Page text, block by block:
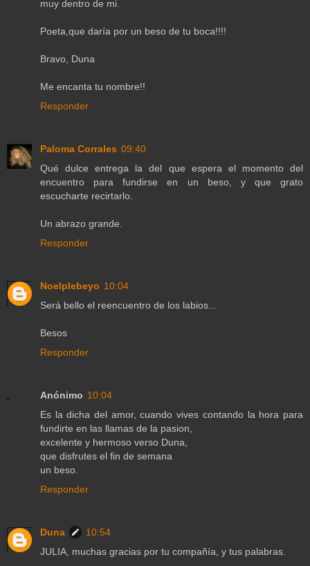
muy dentro de mi.
Poeta,que daría por un beso de tu boca!!!!
Bravo, Duna
Me encanta tu nombre!!
Responder
Paloma Corrales 09:40
Qué dulce entrega la del que espera el momento del
encuentro para fundirse en un beso, y que grato
escucharte recirtarlo.
Un abrazo grande.
Responder
Noelplebeyo 10:04
Será bello el reencuentro de los labios...
Besos
Responder
Anónimo 10:04
Es la dicha del amor, cuando vives contando la hora para
fundirte en las llamas de la pasion,
excelente y hermoso verso Duna,
que disfrutes el fin de semana
un beso.
Responder
Duna
10:54
JULIA, muchas gracias por tu compañía, y tus palabras.